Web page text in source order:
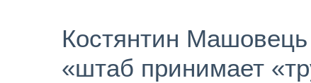
Костянтин
«штаб принимает